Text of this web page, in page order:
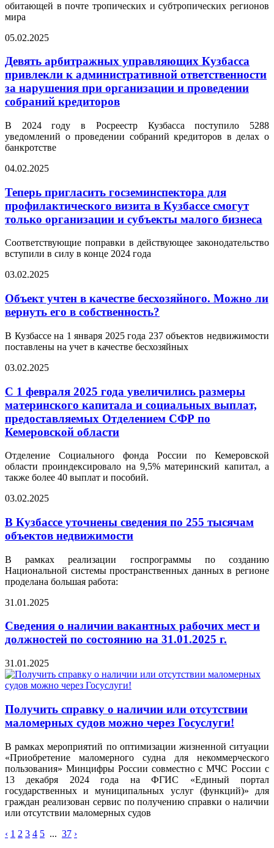
обитающей в почте тропических и субтропических регионов
мира
05.02.2025
Девять арбитражных управляющих Кузбасса
привлекли к административной ответственности
за нарушения при организации и проведении
собраний кредиторов
В 2024 году в Росреестр Кузбасса поступило 5288
уведомлений о проведении собраний кредиторов в делах о
банкротстве
04.02.2025
Теперь пригласить госземинспектора для
профилактического визита в Кузбассе смогут
только организации и субъекты малого бизнеса
Соответствующие поправки в действующее законодательство
вступили в силу в конце 2024 года
03.02.2025
Объект учтен в качестве бесхозяйного. Можно ли
вернуть его в собственность?
В Кузбассе на 1 января 2025 года 237 объектов недвижимости
поставлены на учет в качестве бесхозяйных
03.02.2025
С 1 февраля 2025 года увеличились размеры
материнского капитала и социальных выплат,
предоставляемых Отделением СФР по
Кемеровской области
Отделение Социального фонда России по Кемеровской
области проиндексировало на 9,5% материнский капитал, а
также более 40 выплат и пособий.
03.02.2025
В Кузбассе уточнены сведения по 255 тысячам
объектов недвижимости
В рамках реализации госпрограммы по созданию
Национальной системы пространственных данных в регионе
проделана большая работа:
31.01.2025
Сведения о наличии вакантных рабочих мест и
должностей по состоянию на 31.01.2025 г.
31.01.2025
Получить справку о наличии или отсутствии
маломерных судов можно через Госуслуги!
В рамках мероприятий по оптимизации жизненной ситуации
«Приобретение маломерного судна для некоммерческого
пользования» Минцифры России совместно с МЧС России с
13 декабря 2024 года на ФГИС «Единый портал
государственных и муниципальных услуг (функций)» для
граждан реализован сервис по получению справки о наличии
или отсутствии маломерных судов
‹ 1 2 3 4 5 ... 37 ›